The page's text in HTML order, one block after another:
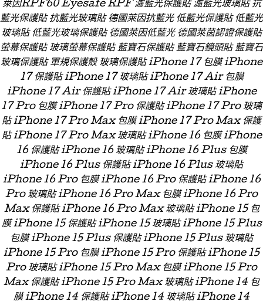
萊因RPF60 Eyesafe RPF 濾藍光保護貼 濾藍光玻璃貼 抗
藍光保護貼 抗藍光玻璃貼 德國萊因抗藍光 低藍光保護貼 低藍光
玻璃貼 低藍光玻璃保護貼 德國萊因低藍光 德國萊茵認證保護貼
螢幕保護貼 玻璃螢幕保護貼 藍寶石保護貼 藍寶石鏡頭貼 藍寶石
玻璃保護貼 軍規保護殼 玻璃保護貼 iPhone 17 包膜 iPhone
17 保護貼 iPhone 17 玻璃貼 iPhone 17 Air 包膜
iPhone 17 Air 保護貼 iPhone 17 Air 玻璃貼 iPhone
17 Pro 包膜 iPhone 17 Pro 保護貼 iPhone 17 Pro 玻璃
貼 iPhone 17 Pro Max 包膜 iPhone 17 Pro Max 保護
貼 iPhone 17 Pro Max 玻璃貼 iPhone 16 包膜 iPhone
16 保護貼 iPhone 16 玻璃貼 iPhone 16 Plus 包膜
iPhone 16 Plus 保護貼 iPhone 16 Plus 玻璃貼
iPhone 16 Pro 包膜 iPhone 16 Pro 保護貼 iPhone 16
Pro 玻璃貼 iPhone 16 Pro Max 包膜 iPhone 16 Pro
Max 保護貼 iPhone 16 Pro Max 玻璃貼 iPhone 15 包
膜 iPhone 15 保護貼 iPhone 15 玻璃貼 iPhone 15 Plus
包膜 iPhone 15 Plus 保護貼 iPhone 15 Plus 玻璃貼
iPhone 15 Pro 包膜 iPhone 15 Pro 保護貼 iPhone 15
Pro 玻璃貼 iPhone 15 Pro Max 包膜 iPhone 15 Pro
Max 保護貼 iPhone 15 Pro Max 玻璃貼 iPhone 14 包
膜 iPhone 14 保護貼 iPhone 14 玻璃貼 iPhone 14